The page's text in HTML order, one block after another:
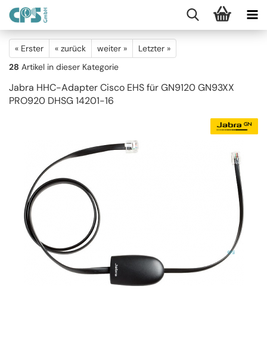
« Erster « zurück weiter »
Letzter »
28 Artikel in dieser Kategorie
Jabra HHC-Adapter Cisco EHS für GN9120 GN93XX
PRO920 DHSG 14201-16